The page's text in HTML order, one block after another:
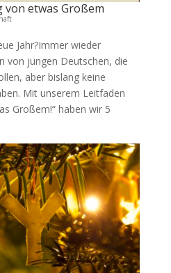
von etwas Großem
Jahr?Immer wieder
von jungen Deutschen, die
aber bislang keine
Mit unserem Leitfaden
Großem!“ haben wir 5